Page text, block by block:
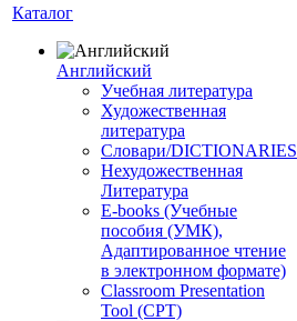
Каталог
Английский
Учебная литература
Художественная
литература
Словари/DICTIONARIES
Нехудожественная
Литература
E-books (Учебные
пособия (УМК),
Адаптированное чтение
в электронном формате)
Classroom Presentation
Tool (CPT)